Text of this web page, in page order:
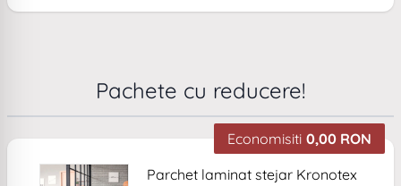
asa cum a fost si conceput: folie acustica de
infiltratii pe sub parchet. In cazul in care doriti
neaparat, il puteti si lipi cu toate ca nu acesta e tipul
de montaj recomandat. O zi frumoasa.
Pachete cu reducere!
Related products
Parchet laminat stejar Kronotex
Economisiti 0,00 RON